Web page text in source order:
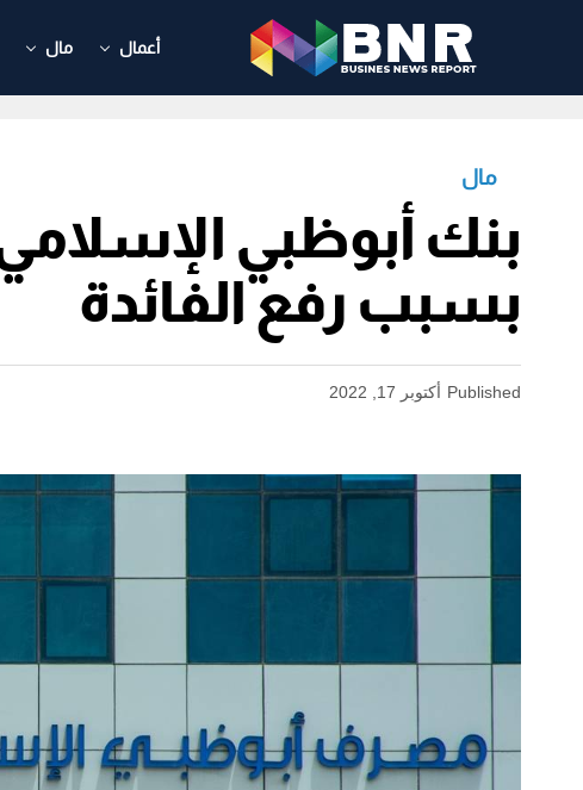
أعمال مال
مال
بسبب رفع الفائدة
Published أكتوبر 17, 2022